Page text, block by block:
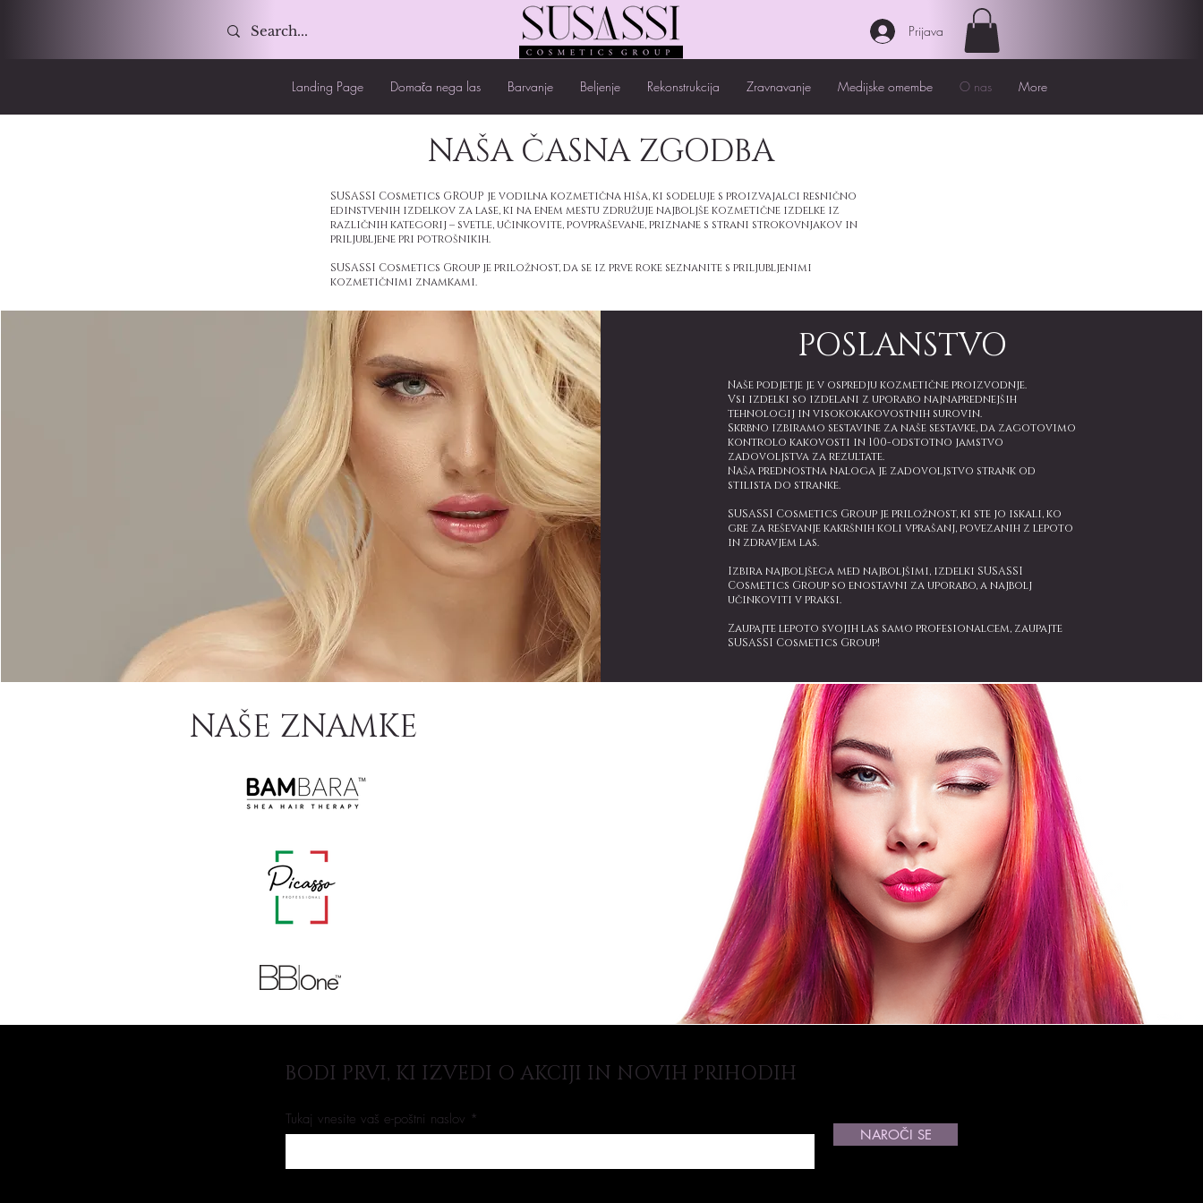
Prijava
Landing Page Domača nega las Barvanje Beljenje Rekonstrukcija Zravnavanje Medijske omembe O nas More
NAŠA ČASNA ZGODBA
SUSASSI Cosmetics GROUP je vodilna kozmetična hiša, ki sodeluje s proizvajalci resnično
edinstvenih izdelkov za lase, ki na enem mestu združuje najboljše kozmetične izdelke iz
različnih kategorij – svetle, učinkovite, povpraševane, priznane s strani strokovnjakov in
priljubljene pri potrošnikih.
SUSASSI Cosmetics Group je priložnost, da se iz prve roke seznanite s priljubljenimi
kozmetičnimi znamkami.
POSLANSTVO
Naše podjetje je v ospredju kozmetične proizvodnje.
Vsi izdelki so izdelani z uporabo najnaprednejših
tehnologij in visokokakovostnih surovin.
Skrbno izbiramo sestavine za naše sestavke, da zagotovimo
kontrolo kakovosti in 100-odstotno jamstvo
zadovoljstva za rezultate.
Naša prednostna naloga je zadovoljstvo strank od
stilista do stranke.
SUSASSI Cosmetics Group je priložnost, ki ste jo iskali, ko
gre za reševanje kakršnih koli vprašanj, povezanih z lepoto
in zdravjem las.
Izbira najboljšega med najboljšimi, izdelki SUSASSI
Cosmetics Group so enostavni za uporabo, a najbolj
učinkoviti v praksi.
Zaupajte lepoto svojih las samo profesionalcem, zaupajte
SUSASSI Cosmetics Group!
NAŠE ZNAMKE
BODI PRVI, KI IZVEDI O AKCIJI IN NOVIH PRIHODIH
Tukaj vnesite vaš e-poštni naslov
NAROČI SE